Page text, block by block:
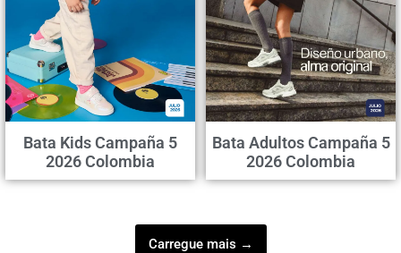
Bata Kids Campaña 5
2026 Colombia
Bata Adultos Campaña 5
2026 Colombia
Carregue mais →